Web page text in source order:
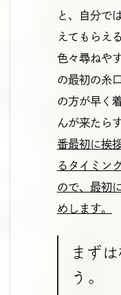
と、自分で
えてもらえ
色々尋ねや
の最初の糸
の方が早く
んが来たら
番最初に挨
るタイミン
ので、最初
めします。
まず
う。